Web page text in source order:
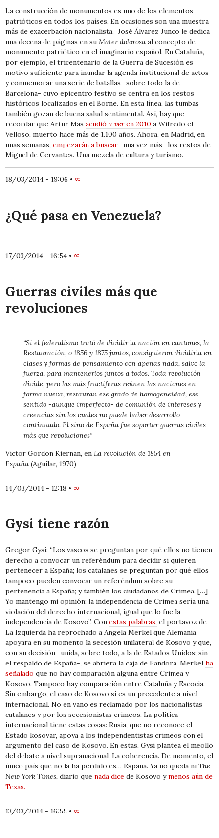
La construcción de monumentos es uno de los elementos
patrióticos en todos los países. En ocasiones son una muestra
más de exacerbación nacionalista. José Álvarez Junco le dedica
una decena de páginas en suMater dolorosa al concepto de
monumento patriótico en el imaginario español. En Cataluña,
por ejemplo, el tricentenario de la Guerra de Sucesión es
motivo suficiente para inundar la agenda institucional de actos
y conmemorar una serie de batallas -sobre todo la de
Barcelona- cuyo epicentro festivo se centra en los restos
históricos localizados en el Borne. En esta línea, las tumbas
también gozan de buena salud sentimental. Así, hay que
recordar que Artur Masacudióa veren 2010 a Wifredo el
Velloso, muerto hace más de 1.100 años. Ahora, en Madrid, en
unas semanas,empezarán a buscar -una vez más- los restos de
Miguel de Cervantes. Una mezcla de cultura y turismo.
18/03/2014 - 19:06 • ∞
¿Qué pasa en Venezuela?
17/03/2014 - 16:54 • ∞
Guerras civiles más que
revoluciones
“Si el federalismo trató de dividir la nación en cantones, la
Restauración, o 1856 y 1875 juntos, consiguieron dividirla en
clases y formas de pensamiento con apenas nada, salvo la
fuerza, para mantenerlos juntos a todos. Toda revolución
divide, pero las más fructíferas reúnen las naciones en
forma nueva, restauran ese grado de homogeneidad, ese
sentido -aunque imperfecto- de comunión de intereses y
creencias sin los cuales no puede haber desarrollo
continuado. El sino de España fue soportar guerras civiles
más que revoluciones”
Victor Gordon Kiernan, enLa revolución de 1854 en
España (Aguilar, 1970)
14/03/2014 - 12:18 • ∞
Gysi tiene razón
Gregor Gysi: “Los vascos se preguntan por qué ellos no tienen
derecho a convocar un referéndum para decidir si quieren
pertenecer a España; los catalanes se preguntan por qué ellos
tampoco pueden convocar un referéndum sobre su
pertenencia a España; y también los ciudadanos de Crimea. […]
Yo mantengo mi opinión: la independencia de Crimea sería una
violación del derecho internacional, igual que lo fue la
independencia de Kosovo”. Conestas palabras, el portavoz de
La Izquierda ha reprochado a Angela Merkel que Alemania
apoyara en su momento la secesión unilateral de Kosovo y que,
con su decisión -unida, sobre todo, a la de Estados Unidos; sin
el respaldo de España-, se abriera la caja de Pandora. Merkelha
señalado que no hay comparación alguna entre Crimea y
Kosovo. Tampoco hay comparación entre Cataluña y Escocia.
Sin embargo, el caso de Kosovo sí es un precedente a nivel
internacional. No en vano es reclamado por los nacionalistas
catalanes y por los secesionistas crimeos. La política
internacional tiene estas cosas: Rusia, que no reconoce el
Estado kosovar, apoya a los independentistas crimeos con el
argumento del caso de Kosovo. En estas, Gysi plantea el meollo
del debate a nivel supranacional. La coherencia. De momento, el
único país que no la ha perdido es… España. Ya no queda niThe
New York Times, diario quenada dice de Kosovo ymenos aún de
Texas.
13/03/2014 - 16:55 • ∞